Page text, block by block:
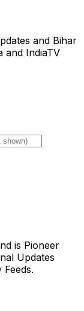
and Bihar
and IndiaTV
is Pioneer
Updates